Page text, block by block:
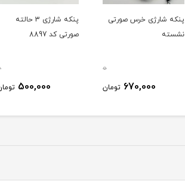
پنکه شارژی خرس صورتی
نشسته
0
670,000 تومان
پنکه شارژی 3 حالته
صورتی کد 8897
0
500,000 تومان